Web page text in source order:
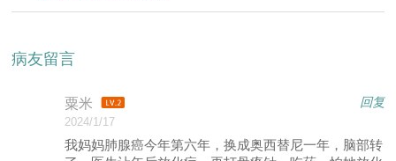
病友留言
回复
粟米
2024/1/17
我妈妈肺腺癌今年第六年，换成奥西替尼一年，脑部转